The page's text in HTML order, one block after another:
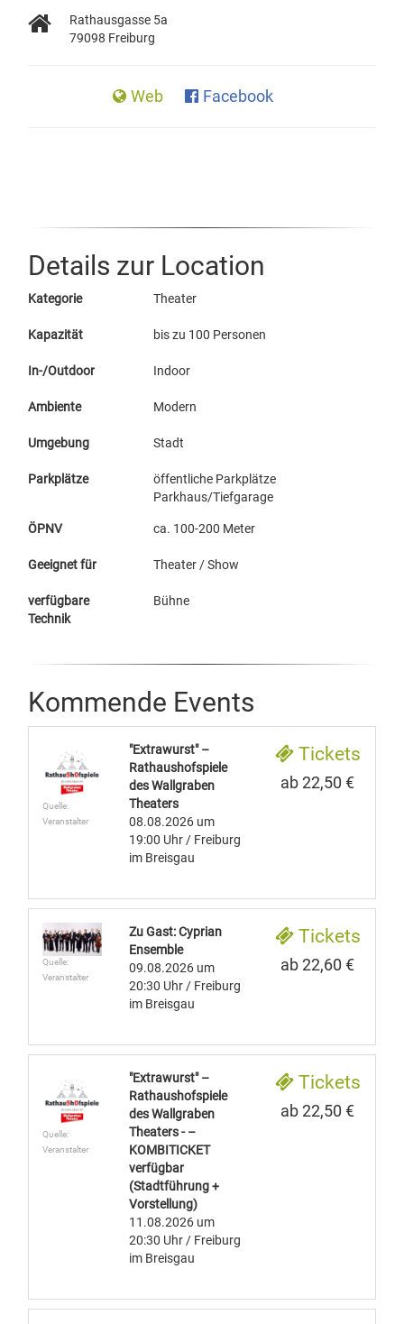
Rathausgasse 5a
79098 Freiburg
Web Facebook
Details zur Location
Kategorie Theater
Kapazität bis zu 100 Personen
In-/Outdoor Indoor
Ambiente Modern
Umgebung Stadt
Parkplätze
öffentliche Parkplätze
Parkhaus/Tiefgarage
ÖPNV ca. 100-200 Meter
Geeignet für Theater / Show
verfügbare
Technik
Bühne
Kommende Events
Quelle:
Veranstalter
"Extrawurst" –
Rathaushofspiele
des Wallgraben
Theaters
08.08.2026 um
19:00 Uhr / Freiburg
im Breisgau
Tickets
ab 22,50 €
Quelle:
Veranstalter
Zu Gast: Cyprian
Ensemble
09.08.2026 um
20:30 Uhr / Freiburg
im Breisgau
Tickets
ab 22,60 €
Quelle:
Veranstalter
"Extrawurst" –
Rathaushofspiele
des Wallgraben
Theaters - –
KOMBITICKET
verfügbar
(Stadtführung +
Vorstellung)
11.08.2026 um
20:30 Uhr / Freiburg
im Breisgau
Tickets
ab 22,50 €